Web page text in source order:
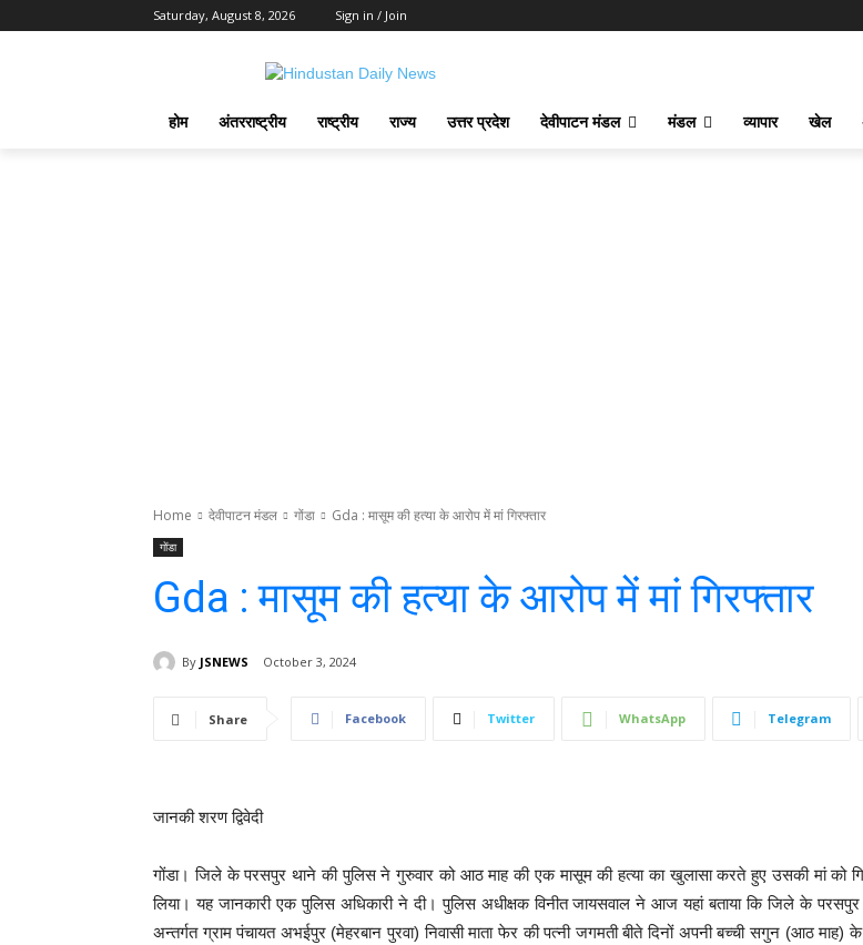
Saturday, August 8, 2026 Sign in / Join
होम अंतरराष्ट्रीय राष्ट्रीय राज्य उत्तर प्रदेश देवीपाटन मंडल मंडल व्यापार खेल
Home देवीपाटन मंडल गोंडा Gda : मासूम की हत्या के आरोप में मां गिरफ्तार
गोंडा
Gda : मासूम की हत्या के आरोप में मां गिरफ्तार
By JSNEWS October 3, 2024
Share Facebook Twitter WhatsApp Telegram
जानकी शरण द्विवेदी
गोंडा। जिले के परसपुर थाने की पुलिस ने गुरुवार को आठ माह की एक मासूम की हत्या का खुलासा करते हुए उसकी मां को
लिया। यह जानकारी एक पुलिस अधिकारी ने दी। पुलिस अधीक्षक विनीत जायसवाल ने आज यहां बताया कि जिले के परसपुर
अन्तर्गत ग्राम पंचायत अभईपुर (मेहरबान पुरवा) निवासी माता फेर की पत्नी जगमती बीते दिनों अपनी बच्ची सगुन (आठ माह)